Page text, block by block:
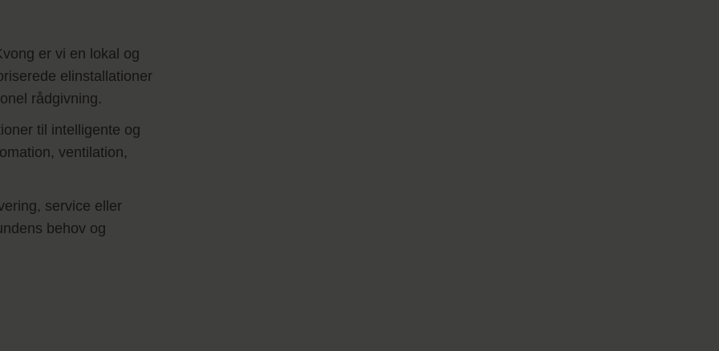
er vi en lokal og
elinstallationer
rådgivning.
til intelligente og
ventilation,
service eller
behov og